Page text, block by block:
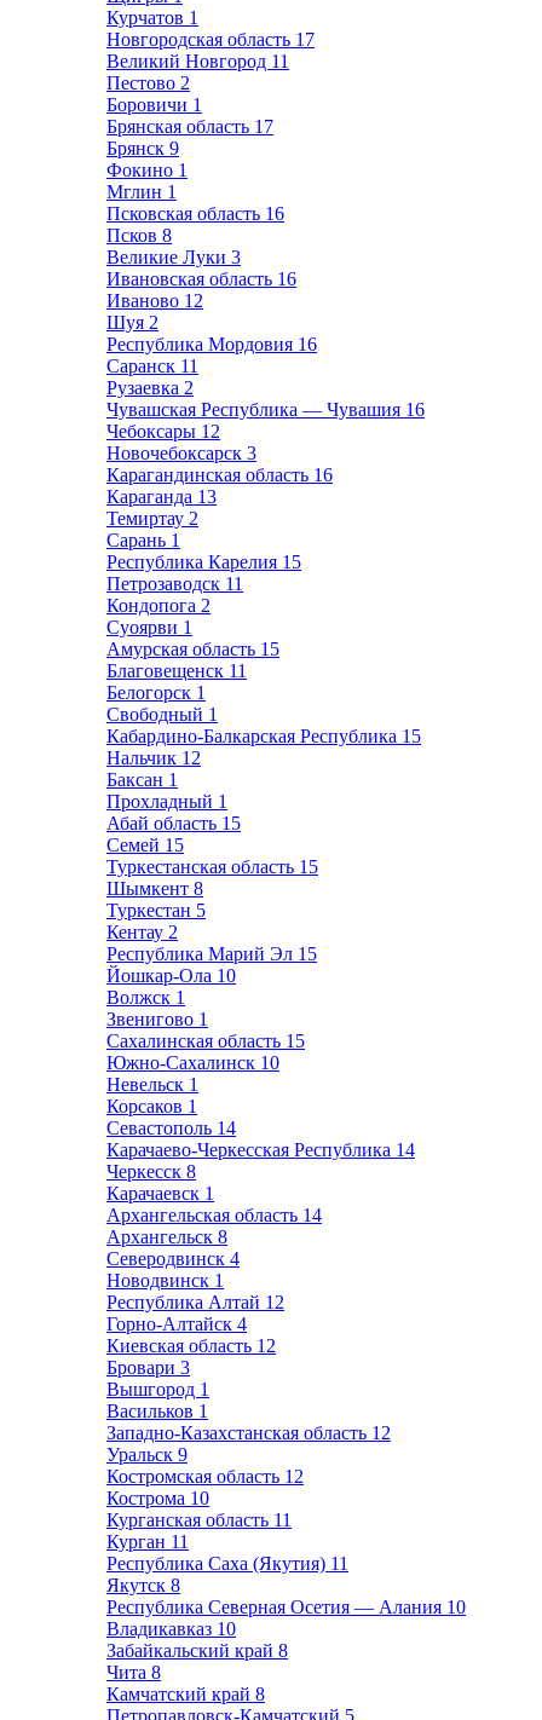
Курчатов 1
Новгородская область 17
Великий Новгород 11
Пестово 2
Боровичи 1
Брянская область 17
Брянск 9
Фокино 1
Мглин 1
Псковская область 16
Псков 8
Великие Луки 3
Ивановская область 16
Иваново 12
Шуя 2
Республика Мордовия 16
Саранск 11
Рузаевка 2
Чувашская Республика — Чувашия 16
Чебоксары 12
Новочебоксарск 3
Карагандинская область 16
Караганда 13
Темиртау 2
Сарань 1
Республика Карелия 15
Петрозаводск 11
Кондопога 2
Суоярви 1
Амурская область 15
Благовещенск 11
Белогорск 1
Свободный 1
Кабардино-Балкарская Республика 15
Нальчик 12
Баксан 1
Прохладный 1
Абай область 15
Семей 15
Туркестанская область 15
Шымкент 8
Туркестан 5
Кентау 2
Республика Марий Эл 15
Йошкар-Ола 10
Волжск 1
Звенигово 1
Сахалинская область 15
Южно-Сахалинск 10
Невельск 1
Корсаков 1
Севастополь 14
Карачаево-Черкесская Республика 14
Черкесск 8
Карачаевск 1
Архангельская область 14
Архангельск 8
Северодвинск 4
Новодвинск 1
Республика Алтай 12
Горно-Алтайск 4
Киевская область 12
Бровари 3
Вышгород 1
Васильков 1
Западно-Казахстанская область 12
Уральск 9
Костромская область 12
Кострома 10
Курганская область 11
Курган 11
Республика Саха (Якутия) 11
Якутск 8
Республика Северная Осетия — Алания 10
Владикавказ 10
Забайкальский край 8
Чита 8
Камчатский край 8
Петропавловск-Камчатский 5